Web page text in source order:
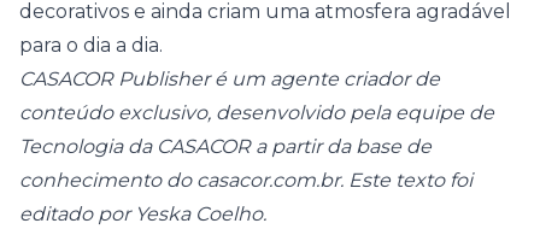
decorativos e ainda criam uma atmosfera agradável
para o dia a dia.
CASACOR Publisher é um agente criador de
conteúdo exclusivo, desenvolvido pela equipe de
Tecnologia da CASACOR a partir da base de
conhecimento do casacor.com.br. Este texto foi
editado por Yeska Coelho.